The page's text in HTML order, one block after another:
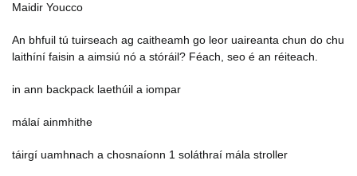
Maidir Youcco
An bhfuil tú tuirseach ag caitheamh go leor uaireanta chun do chu
laithíní faisin a aimsiú nó a stóráil? Féach, seo é an réiteach.
in ann backpack laethúil a iompar
málaí ainmhithe
táirgí uamhnach a chosnaíonn 1 soláthraí mála stroller